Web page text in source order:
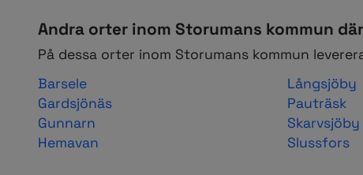
Andra orter inom Storumans kommun
På dessa orter inom Storumans kommun
Barsele
Gardsjönäs
Gunnarn
Hemavan
Långsjöby
Pauträsk
Skarvsjöby
Slussfors